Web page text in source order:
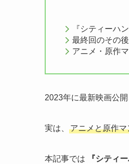
『シティーハ
最終回のその
アニメ・原作
2023年に最新映画公
実は、 アニメと原作
本記事では 『シティ